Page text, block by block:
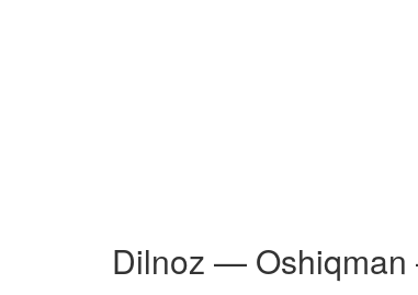
Dilnoz — Oshiqman